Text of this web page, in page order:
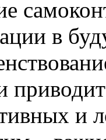
в
и